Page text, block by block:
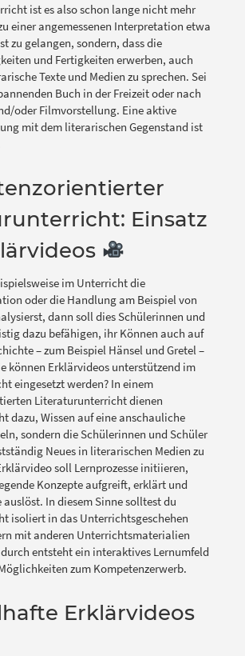
ist es also schon lange nicht mehr
einer angemessenen Interpretation etwa
zu gelangen, sondern, dass die
und Fertigkeiten erwerben, auch
Texte und Medien zu sprechen. Sei
Buch in der Freizeit oder nach
oder Filmvorstellung. Eine aktive
mit dem literarischen Gegenstand ist
Einsatz
im Unterricht die
oder die Handlung am Beispiel von
dann soll dies Schülerinnen und
dazu befähigen, ihr Können auch auf
– zum Beispiel Hänsel und Gretel –
können Erklärvideos unterstützend im
eingesetzt werden? In einem
Literaturunterricht dienen
dazu, Wissen auf eine anschauliche
sondern die Schülerinnen und Schüler
Neues in literarischen Medien zu
soll Lernprozesse initiieren,
Konzepte aufgreift, erklärt und
auslöst. In diesem Sinne solltest du
isoliert in das Unterrichtsgeschehen
mit anderen Unterrichtsmaterialien
entsteht ein interaktives Lernumfeld
zum Kompetenzerwerb.
Erklärvideos